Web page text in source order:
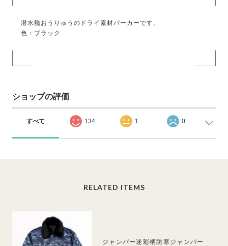
潜水艦おうりゅうのドライ素材パーカーです。
色：ブラック
ショップの評価
すべて 134 1 0
RELATED ITEMS
ジャンパー迷彩柄防寒ジャンパー